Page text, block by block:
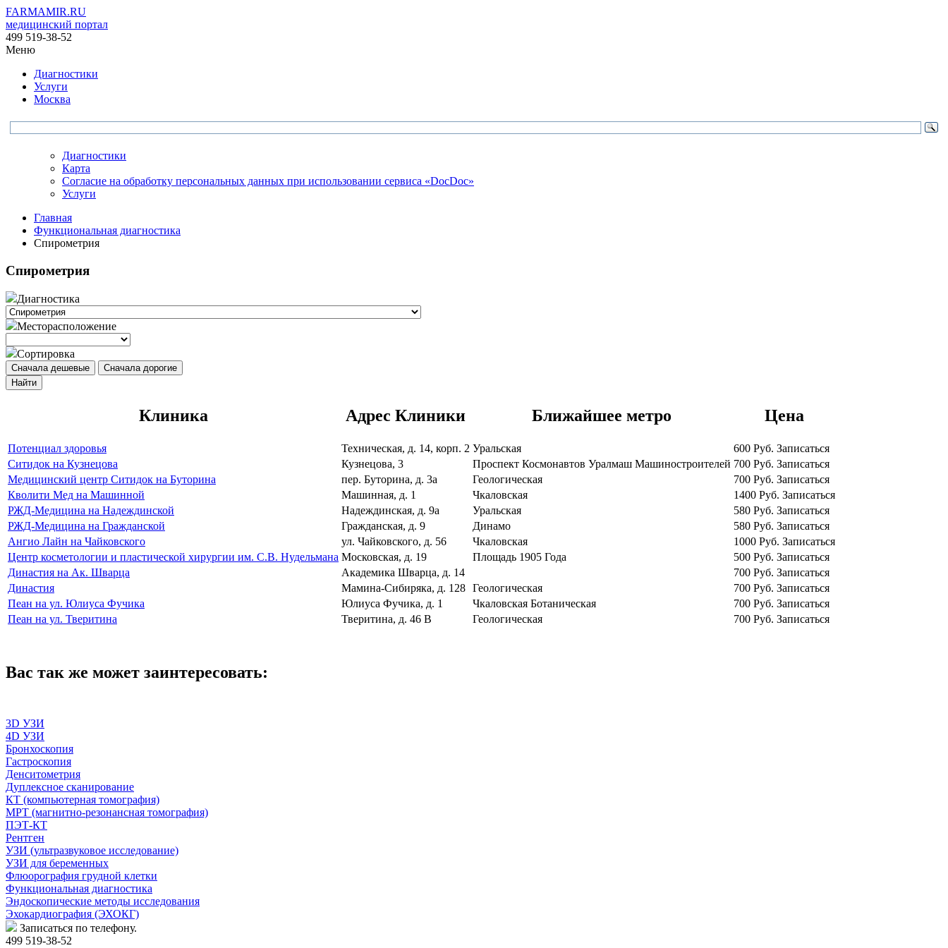
FARMAMIR.RU
медицинский портал
499 519-38-52
Меню
Диагностики
Услуги
Москва
Диагностики
Карта
Согласие на обработку персональных данных при использовании сервиса «DocDoc»
Услуги
Главная
Функциональная диагностика
Спирометрия
Спирометрия
Диагностика
Месторасположение
Сортировка
Сначала дешевые
Сначала дорогие
Найти
Клиника Адрес Клиники Ближайшее метро Цена
Потенциал здоровья Техническая, д. 14, корп. 2 Уральская 600 Руб. Записаться
Ситидок на Кузнецова
Кузнецова, 3 Проспект Космонавтов Уралмаш Машиностроителей 700 Руб. Записаться
Медицинский центр Ситидок на Буторина
пер. Буторина, д. 3а Геологическая 700 Руб. Записаться
Кволити Мед на Машинной
Машинная, д. 1 Чкаловская 1400 Руб. Записаться
РЖД-Медицина на Надеждинской
Надеждинская, д. 9а Уральская 580 Руб. Записаться
РЖД-Медицина на Гражданской
Гражданская, д. 9 Динамо 580 Руб. Записаться
Ангио Лайн на Чайковского
ул. Чайковского, д. 56 Чкаловская 1000 Руб. Записаться
Центр косметологии и пластической хирургии им. С.В. Нудельмана Московская, д. 19 Площадь 1905 Года 500 Руб. Записаться
Династия на Ак. Шварца
Академика Шварца, д. 14 700 Руб. Записаться
Династия
Мамина-Сибиряка, д. 128 Геологическая 700 Руб. Записаться
Пеан на ул. Юлиуса Фучика
Юлиуса Фучика, д. 1 Чкаловская Ботаническая 700 Руб. Записаться
Пеан на ул. Тверитина
Тверитина, д. 46 В Геологическая 700 Руб. Записаться
Вас так же может заинтересовать:
3D УЗИ
4D УЗИ
Бронхоскопия
Гастроскопия
Денситометрия
Дуплексное сканирование
КТ (компьютерная томография)
МРТ (магнитно-резонансная томография)
ПЭТ-КТ
Рентген
УЗИ (ультразвуковое исследование)
УЗИ для беременных
Флюорография грудной клетки
Функциональная диагностика
Эндоскопические методы исследования
Эхокардиография (ЭХОКГ)
Записаться по телефону.
499 519-38-52